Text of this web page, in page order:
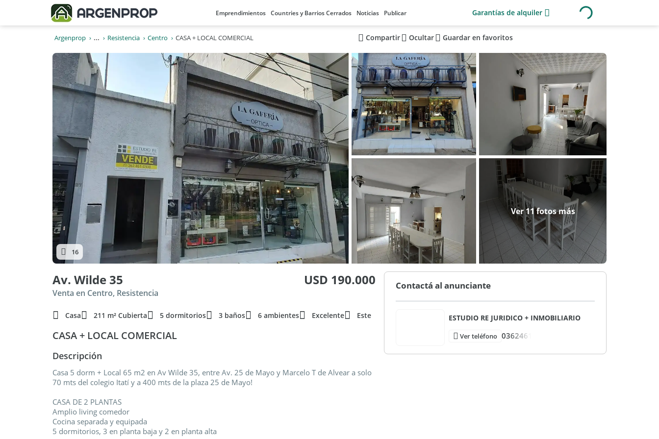
Emprendimientos Countries y Barrios Cerrados Noticias Publicar Garantías de alquiler
Argenprop ... Resistencia Centro CASA + LOCAL COMERCIAL Compartir Ocultar Guardar en favoritos
Ver 11 fotos más
16
Av. Wilde 35 USD 190.000
Venta en Centro, Resistencia
Casa 211 m² Cubierta 5 dormitorios 3 baños 6 ambientes Excelente Este
CASA + LOCAL COMERCIAL
Descripción
Casa 5 dorm + Local 65 m2 en Av Wilde 35, entre Av. 25 de Mayo y Marcelo T de Alvear a solo
70 mts del colegio Itatí y a 400 mts de la plaza 25 de Mayo!
CASA DE 2 PLANTAS
Amplio living comedor
Cocina separada y equipada
5 dormitorios, 3 en planta baja y 2 en planta alta
Contactá al anunciante
ESTUDIO RE JURIDICO + INMOBILIARIO
Ver teléfono 0362461